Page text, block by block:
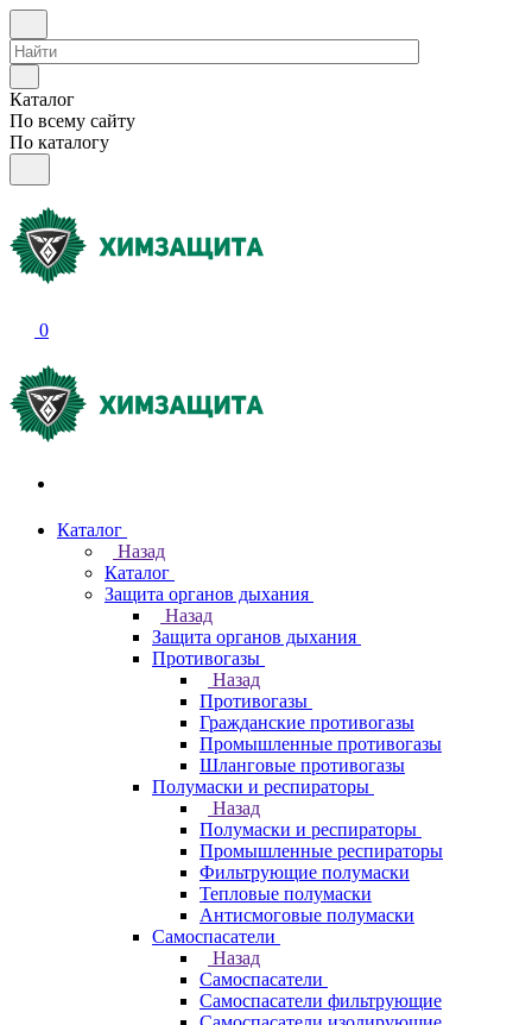
Каталог
По всему сайту
По каталогу
0
Каталог
Назад
Каталог
Защита органов дыхания
Назад
Защита органов дыхания
Противогазы
Назад
Противогазы
Гражданские противогазы
Промышленные противогазы
Шланговые противогазы
Полумаски и респираторы
Назад
Полумаски и респираторы
Промышленные респираторы
Фильтрующие полумаски
Тепловые полумаски
Антисмоговые полумаски
Самоспасатели
Назад
Самоспасатели
Самоспасатели фильтрующие